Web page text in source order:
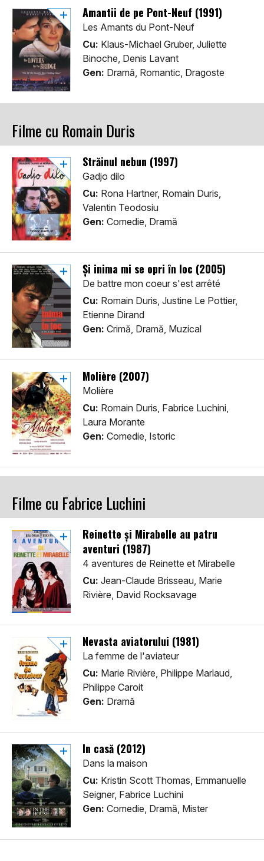
Amantii de pe Pont-Neuf (1991)
Les Amants du Pont-Neuf
Cu: Klaus-Michael Gruber, Juliette
Binoche, Denis Lavant
Gen: Dramă, Romantic, Dragoste
Filme cu Romain Duris
Străinul nebun (1997)
Gadjo dilo
Cu: Rona Hartner, Romain Duris,
Valentin Teodosiu
Gen: Comedie, Dramă
Și inima mi se opri în loc (2005)
De battre mon coeur s'est arrêté
Cu: Romain Duris, Justine Le Pottier,
Etienne Dirand
Gen: Crimă, Dramă, Muzical
Molière (2007)
Molière
Cu: Romain Duris, Fabrice Luchini,
Laura Morante
Gen: Comedie, Istoric
Filme cu Fabrice Luchini
Reinette și Mirabelle au patru
aventuri (1987)
4 aventures de Reinette et Mirabelle
Cu: Jean-Claude Brisseau, Marie
Rivière, David Rocksavage
Nevasta aviatorului (1981)
La femme de l'aviateur
Cu: Marie Rivière, Philippe Marlaud,
Philippe Caroit
Gen: Dramă
În casă (2012)
Dans la maison
Cu: Kristin Scott Thomas, Emmanuelle
Seigner, Fabrice Luchini
Gen: Comedie, Dramă, Mister